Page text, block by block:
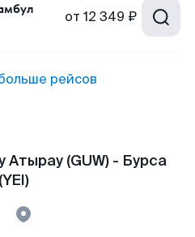
от 12 349 ₽
рейсов
(GUW) - Бурса
(YEI)